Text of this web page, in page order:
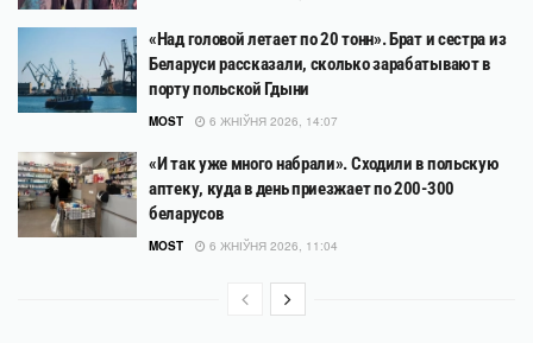
«Над головой летает по 20 тонн». Брат и сестра из
Беларуси рассказали, сколько зарабатывают в
порту польской Гдыни
MOST 6 ЖНІЎНЯ 2026, 14:07
«И так уже много набрали». Сходили в польскую
аптеку, куда в день приезжает по 200-300
беларусов
MOST 6 ЖНІЎНЯ 2026, 11:04